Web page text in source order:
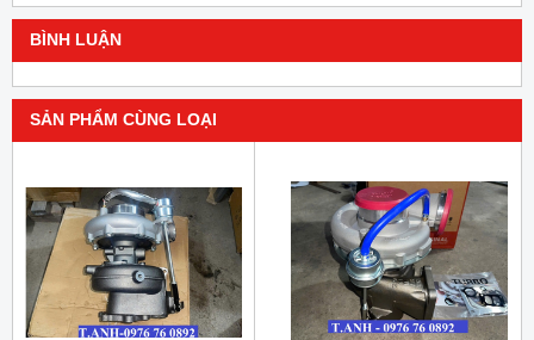
BÌNH LUẬN
SẢN PHẨM CÙNG LOẠI